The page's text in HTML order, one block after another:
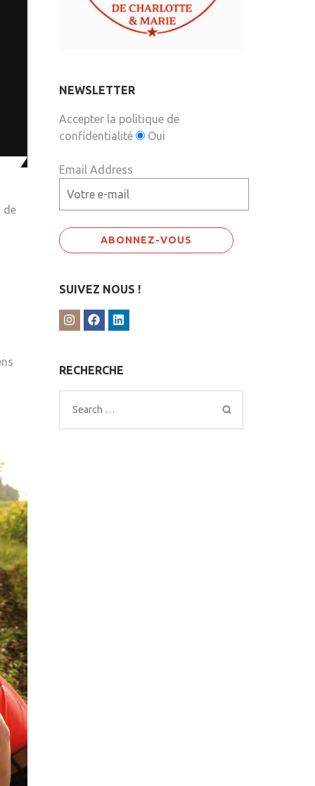
de
NEWSLETTER
Accepter la politique de
confidentialité
Oui
Email Address
SUIVEZ NOUS !
RECHERCHE
Search
for: